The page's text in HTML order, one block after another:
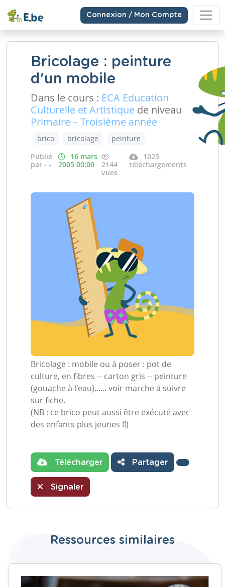
Connexion / Mon Compte
Bricolage : peinture
d'un mobile
Dans le cours : ECA Education
Culturelle et Artistique de niveau
Primaire – Troisième année
brico bricolage
peinture
Publié
par - -
16 mars
2005 00:00
2144
vues
1025
téléchargements
Bricolage : mobile ou à poser : pot de
culture, en fibres -- carton gris -- peinture
(gouache à l'eau)...... voir marche à suivre
sur fiche.
(NB : ce brico peut aussi être exécuté avec
des enfants plus jeunes !!)
Télécharger Partager
Signaler
Ressources similaires